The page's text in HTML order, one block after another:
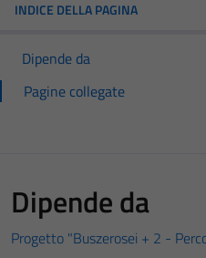
INDICE DELLA PAGINA
Dipende da
Pagine collegate
Dipende da
Progetto "Buszerosei + 2 -